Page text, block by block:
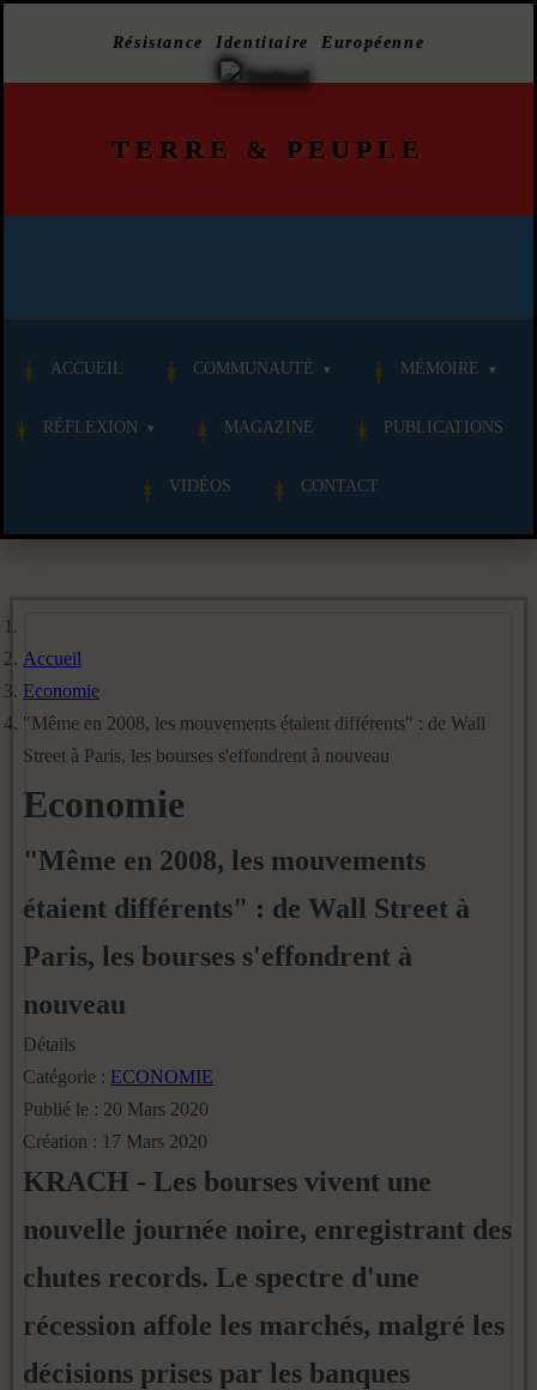
Résistance Identitaire Européenne
TERRE & PEUPLE
ACCUEIL COMMUNAUTÉ MÉMOIRE
RÉFLEXION MAGAZINE PUBLICATIONS
VIDÉOS CONTACT
Accueil
Economie
"Même en 2008, les mouvements étaient différents" : de Wall
Street à Paris, les bourses s'effondrent à nouveau
Economie
"Même en 2008, les mouvements
étaient différents" : de Wall Street à
Paris, les bourses s'effondrent à
nouveau
Détails
Catégorie : ECONOMIE
Publié le : 20 Mars 2020
Création : 17 Mars 2020
KRACH - Les bourses vivent une
nouvelle journée noire, enregistrant des
chutes records. Le spectre d'une
récession affole les marchés, malgré les
décisions prises par les banques